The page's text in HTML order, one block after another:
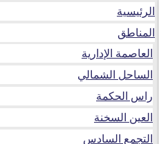
الرئيسية
المناطق
العاصمة الإدارية
الساحل الشمالي
راس الحكمة
العين السخنة
التجمع السادس